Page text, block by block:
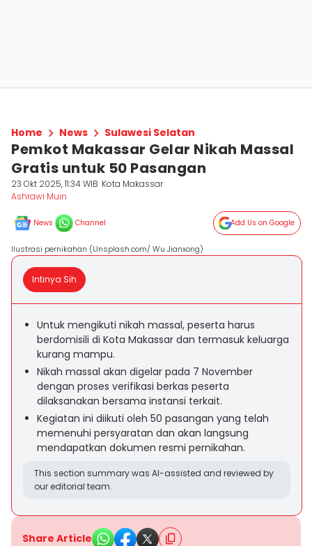
Home News Sulawesi Selatan
Pemkot Makassar Gelar Nikah Massal
Gratis untuk 50 Pasangan
23 Okt 2025, 11:34 WIB Kota Makassar
Ashrawi Muin
News Channel Add Us on Google
Ilustrasi pernikahan (Unsplash.com/ Wu Jianxong)
Intinya Sih
Untuk mengikuti nikah massal, peserta harus
berdomisili di Kota Makassar dan termasuk keluarga
kurang mampu.
Nikah massal akan digelar pada 7 November
dengan proses verifikasi berkas peserta
dilaksanakan bersama instansi terkait.
Kegiatan ini diikuti oleh 50 pasangan yang telah
memenuhi persyaratan dan akan langsung
mendapatkan dokumen resmi pernikahan.
This section summary was AI-assisted and reviewed by
our editorial team.
Share Article